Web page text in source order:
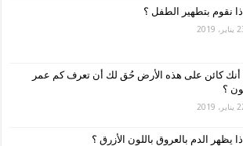
نقوم بتطهير الطفل ؟
2019
أنك كائن على هذه الأرض حُق لك أن تعرف كم عمر
؟
2019
يظهر الدم بالعروق باللون الأزرق ؟